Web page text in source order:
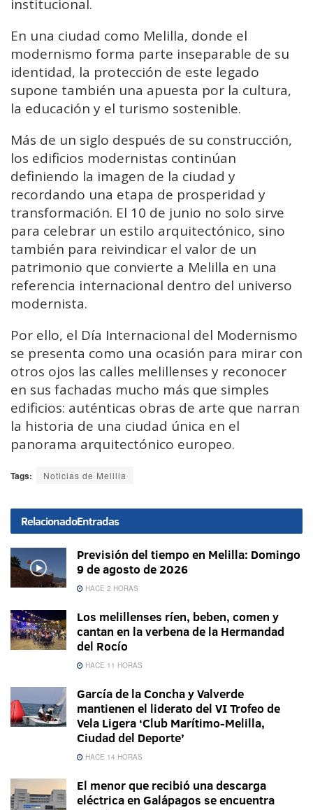
institucional.
En una ciudad como Melilla, donde el
modernismo forma parte inseparable de su
identidad, la protección de este legado
supone también una apuesta por la cultura,
la educación y el turismo sostenible.
Más de un siglo después de su construcción,
los edificios modernistas continúan
definiendo la imagen de la ciudad y
recordando una etapa de prosperidad y
transformación. El 10 de junio no solo sirve
para celebrar un estilo arquitectónico, sino
también para reivindicar el valor de un
patrimonio que convierte a Melilla en una
referencia internacional dentro del universo
modernista.
Por ello, el Día Internacional del Modernismo
se presenta como una ocasión para mirar con
otros ojos las calles melillenses y reconocer
en sus fachadas mucho más que simples
edificios: auténticas obras de arte que narran
la historia de una ciudad única en el
panorama arquitectónico europeo.
Tags: Noticias de Melilla
RelacionadoEntradas
Previsión del tiempo en Melilla: Domingo
9 de agosto de 2026
HACE 2 HORAS
Los melillenses ríen, beben, comen y
cantan en la verbena de la Hermandad
del Rocío
HACE 11 HORAS
García de la Concha y Valverde
mantienen el liderato del VI Trofeo de
Vela Ligera ‘Club Marítimo-Melilla,
Ciudad del Deporte’
HACE 14 HORAS
El menor que recibió una descarga
eléctrica en Galápagos se encuentra